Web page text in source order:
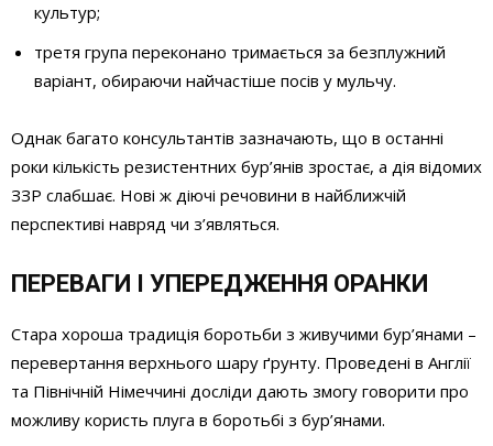
культур;
третя група переконано тримається за безплужний
варіант, обираючи найчастіше посів у мульчу.
Однак багато консультантів зазначають, що в останні
роки кількість резистентних бур’янів зростає, а дія відомих
ЗЗР слабшає. Нові ж діючі речовини в найближчій
перспективі навряд чи з’являться.
ПЕРЕВАГИ І УПЕРЕДЖЕННЯ ОРАНКИ
Стара хороша традиція боротьби з живучими бур’янами –
перевертання верхнього шару ґрунту. Проведені в Англії
та Північній Німеччині досліди дають змогу говорити про
можливу користь плуга в боротьбі з бур’янами.